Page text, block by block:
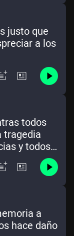
justo que
a los
todos
tragedia
y todos
a
hace daño